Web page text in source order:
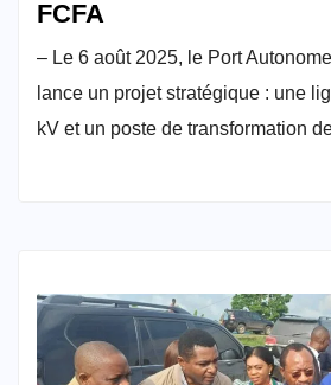
FCFA
– Le 6 août 2025, le Port
lance un projet stratégique : une
kV et un poste de transformation